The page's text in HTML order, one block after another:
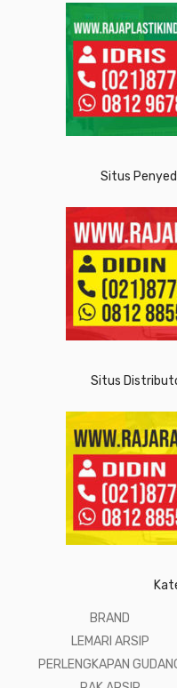
Situs
Situs
BRAND
LEMARI ARSIP
PERLENGKAPAN